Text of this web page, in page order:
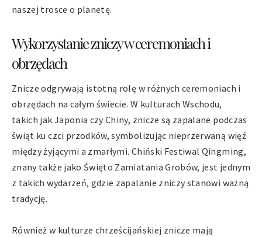
naszej trosce o planetę.
Wykorzystanie zniczy w ceremoniach i
obrzędach
Znicze odgrywają istotną rolę w różnych ceremoniach i
obrzędach na całym świecie. W kulturach Wschodu,
takich jak Japonia czy Chiny, znicze są zapalane podczas
świąt ku czci przodków, symbolizując nieprzerwaną więź
między żyjącymi a zmarłymi. Chiński Festiwal Qingming,
znany także jako Święto Zamiatania Grobów, jest jednym
z takich wydarzeń, gdzie zapalanie zniczy stanowi ważną
tradycję.
Również w kulturze chrześcijańskiej znicze mają